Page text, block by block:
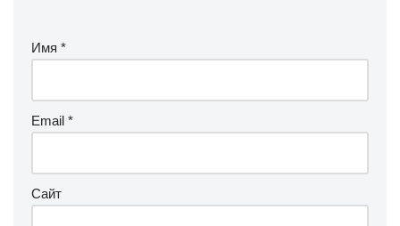
Имя *
Email *
Сайт